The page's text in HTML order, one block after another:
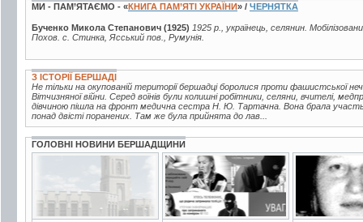
МИ - ПАМ’ЯТАЄМО - «КНИГА ПАМ’ЯТІ УКРАЇНИ» / ЧЕРНЯТКА
Бученко Микола Степанович (1925) 1925 р., українець, селянин.
Похов. с. Стинка, Ясський пов., Румунія.
З ІСТОРІЇ БЕРШАДІ
Не тільки на окупованій території бершадці боролися проти фашистської
Вітчизняної війни. Серед воїнів були колишні робітники, селяни, вчителі,
дівчиною пішла на фронт медична сестра Н. Ю. Тартачна. Вона брала
понад двісті поранених. Там же була прийнята до лав...
ГОЛОВНІ НОВИНИ БЕРШАДЩИНИ